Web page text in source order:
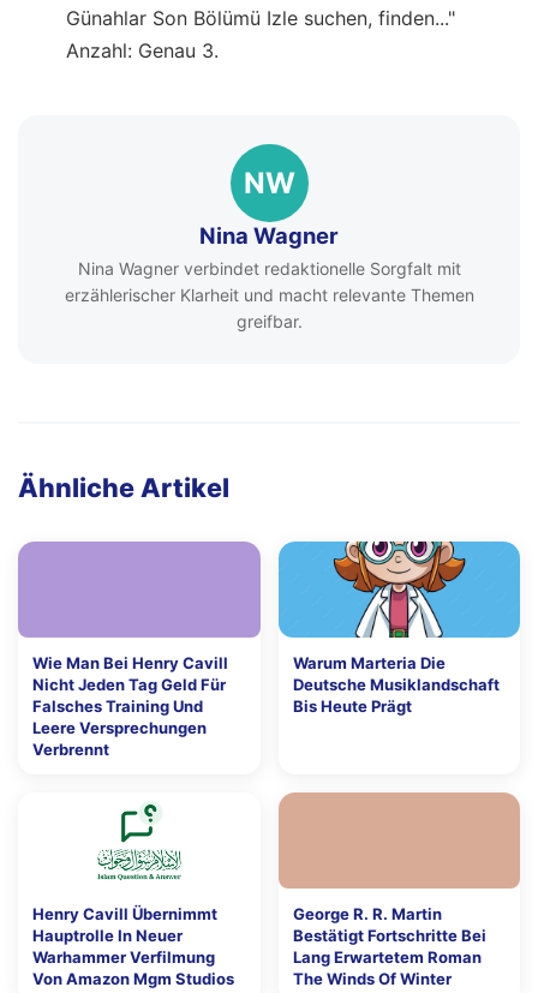
Günahlar Son Bölümü Izle suchen, finden..."
Anzahl: Genau 3.
NW
Nina Wagner
Nina Wagner verbindet redaktionelle Sorgfalt mit
erzählerischer Klarheit und macht relevante Themen
greifbar.
Ähnliche Artikel
Wie Man Bei Henry Cavill
Nicht Jeden Tag Geld Für
Falsches Training Und
Leere Versprechungen
Verbrennt
Warum Marteria Die
Deutsche Musiklandschaft
Bis Heute Prägt
Henry Cavill Übernimmt
Hauptrolle In Neuer
Warhammer Verfilmung
Von Amazon Mgm Studios
George R. R. Martin
Bestätigt Fortschritte Bei
Lang Erwartetem Roman
The Winds Of Winter